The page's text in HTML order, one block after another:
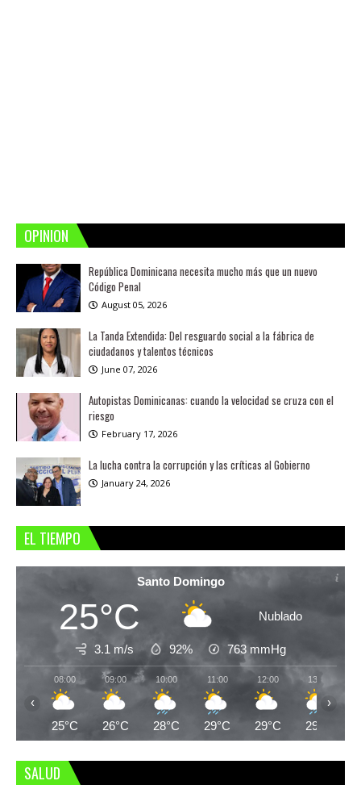
OPINION
República Dominicana necesita mucho más que un nuevo
Código Penal
August 05, 2026
La Tanda Extendida: Del resguardo social a la fábrica de
ciudadanos y talentos técnicos
June 07, 2026
Autopistas Dominicanas: cuando la velocidad se cruza con el
riesgo
February 17, 2026
La lucha contra la corrupción y las críticas al Gobierno
January 24, 2026
EL TIEMPO
Santo Domingo
25°C Nublado
3.1 m/s 92% 763 mmHg
08:00
25°C
09:00
26°C
10:00
28°C
11:00
29°C
12:00
29°C
13:00
29°C
‹ ›
SALUD